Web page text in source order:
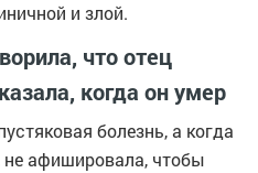
и злой.
что отец
когда он умер
болезнь, а когда
не афишировала, чтобы